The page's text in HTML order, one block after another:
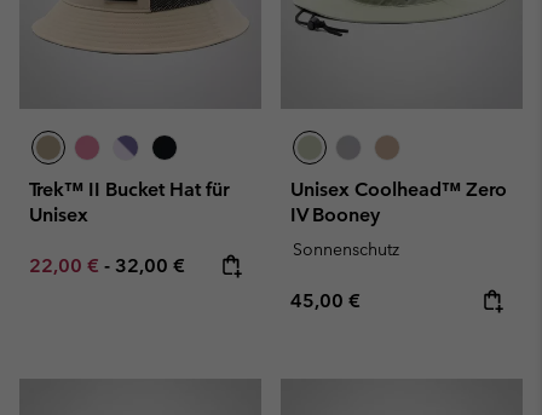
Trek™ II Bucket Hat für
Unisex
Minimum sale price:
22,00 € - Maximum price:
32,00 €
Unisex Coolhead™ Zero
IV Booney
Sonnenschutz
Regular price:
45,00 €